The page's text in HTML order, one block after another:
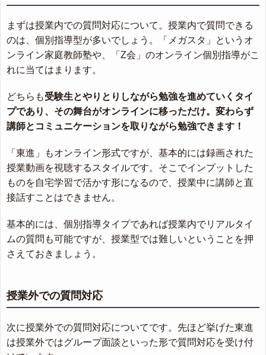
まずは授業内での質問対応について。授業内で質問できる
のは、個別指導型が多いでしょう。「メガスタ」というオ
ンライン家庭教師塾や、「Z会」のオンライン個別指導がこ
れに当てはまります。
どちらも受験生とやりとりしながら勉強を進めていくタイ
プであり、その舞台がオンラインに移っただけ。変わらず
講師とコミュニケーションを取りながら勉強できます！
「東進」もオンライン形式ですが、基本的には録画された
授業動画を視聴するスタイルです。そこでインプットした
ものを自宅学習で活かす形になるので、授業中に講師と直
接話すことはできません。
基本的には、個別指導タイプであれば授業内でリアルタイ
ムの質問も可能ですが、授業型では難しいということを押
さえておきましょう。
授業外での質問対応
次に授業外での質問対応についてです。先ほど挙げた東進
は授業外ではグループ面談といった形で質問対応を受け付